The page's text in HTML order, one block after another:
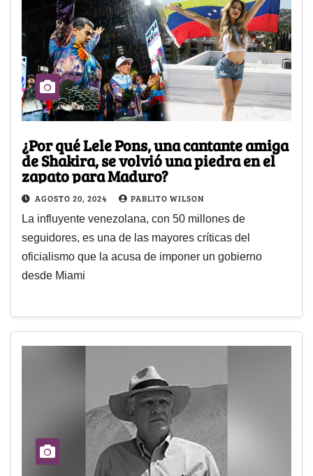
¿Por qué Lele Pons, una cantante amiga
de Shakira, se volvió una piedra en el
zapato para Maduro?
AGOSTO 20, 2024 PABLITO WILSON
La influyente venezolana, con 50 millones de
seguidores, es una de las mayores críticas del
oficialismo que la acusa de imponer un gobierno
desde Miami